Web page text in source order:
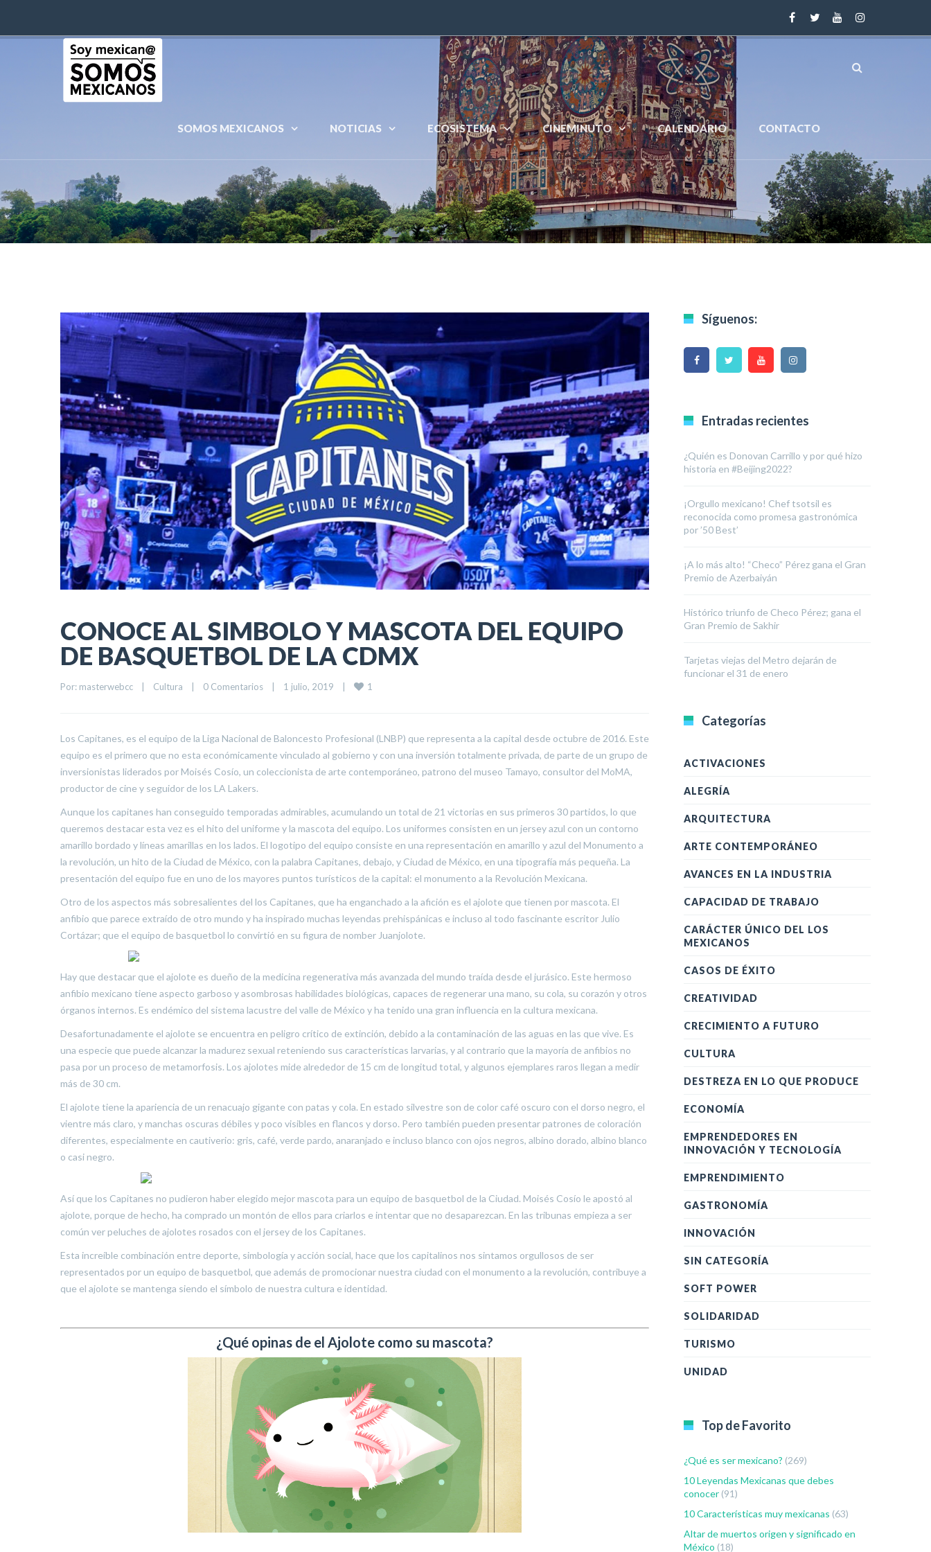
SOMOS MEXICANOS NOTICIAS ECOSISTEMA CINEMINUTO CALENDARIO CONTACTO
CONOCE AL SIMBOLO Y MASCOTA DEL EQUIPO
DE BASQUETBOL DE LA CDMX
Por: masterwebcc Cultura 0 Comentarios 1 julio, 2019 1
Los Capitanes, es el equipo de la Liga Nacional de Baloncesto Profesional (LNBP) que representa a la capital desde octubre de 2016. Este
equipo es el primero que no esta económicamente vinculado al gobierno y con una inversión totalmente privada, de parte de un grupo de
inversionistas liderados por Moisés Cosío, un coleccionista de arte contemporáneo, patrono del museo Tamayo, consultor del MoMA,
productor de cine y seguidor de los LA Lakers.
Aunque los capitanes han conseguido temporadas admirables, acumulando un total de 21 victorias en sus primeros 30 partidos, lo que
queremos destacar esta vez es el hito del uniforme y la mascota del equipo. Los uniformes consisten en un jersey azul con un contorno
amarillo bordado y líneas amarillas en los lados. El logotipo del equipo consiste en una representación en amarillo y azul del Monumento a
la revolución, un hito de la Ciudad de México, con la palabra Capitanes, debajo, y Ciudad de México, en una tipografía más pequeña. La
presentación del equipo fue en uno de los mayores puntos turísticos de la capital: el monumento a la Revolución Mexicana.
Otro de los aspectos más sobresalientes del los Capitanes, que ha enganchado a la afición es el ajolote que tienen por mascota. El
anfibio que parece extraído de otro mundo y ha inspirado muchas leyendas prehispánicas e incluso al todo fascinante escritor Julio
Cortázar; que el equipo de basquetbol lo convirtió en su figura de nomber Juanjolote.
Hay que destacar que el ajolote es dueño de la medicina regenerativa más avanzada del mundo traída desde el jurásico. Este hermoso
anfibio mexicano tiene aspecto garboso y asombrosas habilidades biológicas, capaces de regenerar una mano, su cola, su corazón y otros
órganos internos. Es endémico del sistema lacustre del valle de México y ha tenido una gran influencia en la cultura mexicana.
Desafortunadamente el ajolote se encuentra en peligro crítico de extinción, debido a la contaminación de las aguas en las que vive. Es
una especie que puede alcanzar la madurez sexual reteniendo sus características larvarias, y al contrario que la mayoría de anfibios no
pasa por un proceso de metamorfosis. Los ajolotes mide alrededor de 15 cm de longitud total, y algunos ejemplares raros llegan a medir
más de 30 cm.
El ajolote tiene la apariencia de un renacuajo gigante con patas y cola. En estado silvestre son de color café oscuro con el dorso negro, el
vientre más claro, y manchas oscuras débiles y poco visibles en flancos y dorso. Pero también pueden presentar patrones de coloración
diferentes, especialmente en cautiverio: gris, café, verde pardo, anaranjado e incluso blanco con ojos negros, albino dorado, albino blanco
o casi negro.
Así que los Capitanes no pudieron haber elegido mejor mascota para un equipo de basquetbol de la Ciudad. Moisés Cosío le apostó al
ajolote, porque de hecho, ha comprado un montón de ellos para criarlos e intentar que no desaparezcan. En las tribunas empieza a ser
común ver peluches de ajolotes rosados con el jersey de los Capitanes.
Esta increíble combinación entre deporte, simbología y acción social, hace que los capitalinos nos sintamos orgullosos de ser
representados por un equipo de basquetbol, que además de promocionar nuestra ciudad con el monumento a la revolución, contribuye a
que el ajolote se mantenga siendo el símbolo de nuestra cultura e identidad.
¿Qué opinas de el Ajolote como su mascota?
Síguenos:
Entradas recientes
¿Quién es Donovan Carrillo y por qué hizo
historia en #Beijing2022?
¡Orgullo mexicano! Chef tsotsil es
reconocida como promesa gastronómica
por ’50 Best’
¡A lo más alto! “Checo” Pérez gana el Gran
Premio de Azerbaiyán
Histórico triunfo de Checo Pérez; gana el
Gran Premio de Sakhir
Tarjetas viejas del Metro dejarán de
funcionar el 31 de enero
Categorías
ACTIVACIONES
ALEGRÍA
ARQUITECTURA
ARTE CONTEMPORÁNEO
AVANCES EN LA INDUSTRIA
CAPACIDAD DE TRABAJO
CARÁCTER ÚNICO DEL LOS
MEXICANOS
CASOS DE ÉXITO
CREATIVIDAD
CRECIMIENTO A FUTURO
CULTURA
DESTREZA EN LO QUE PRODUCE
ECONOMÍA
EMPRENDEDORES EN
INNOVACIÓN Y TECNOLOGÍA
EMPRENDIMIENTO
GASTRONOMÍA
INNOVACIÓN
SIN CATEGORÍA
SOFT POWER
SOLIDARIDAD
TURISMO
UNIDAD
Top de Favorito
¿Qué es ser mexicano? (269)
10 Leyendas Mexicanas que debes
conocer (91)
10 Características muy mexicanas (63)
Altar de muertos origen y significado en
México (18)